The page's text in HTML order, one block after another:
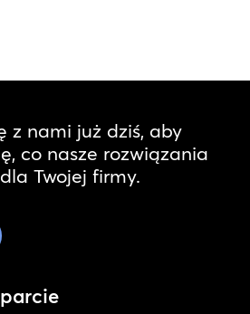
z nami już dziś, aby
co nasze rozwiązania
Twojej firmy.